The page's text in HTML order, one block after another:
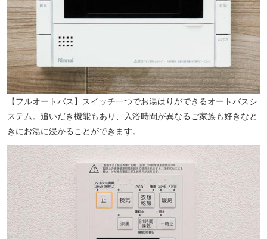
長崎市民総合プール（徒歩20分／約1560m）
【フルオートバス】スイッチ一つでお湯はりができるオートバスシ
ステム。追いだき機能もあり、入浴時間が異なるご家族も好きなと
きにお湯に浸かることができます。